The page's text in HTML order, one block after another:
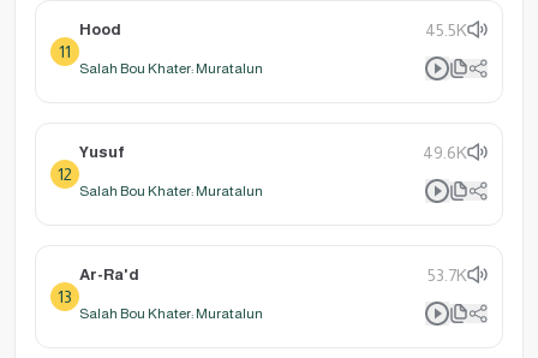
11
Hood 45.5K
Salah Bou Khater: Muratalun
12
Yusuf 49.6K
Salah Bou Khater: Muratalun
13
Ar-Ra'd 53.7K
Salah Bou Khater: Muratalun